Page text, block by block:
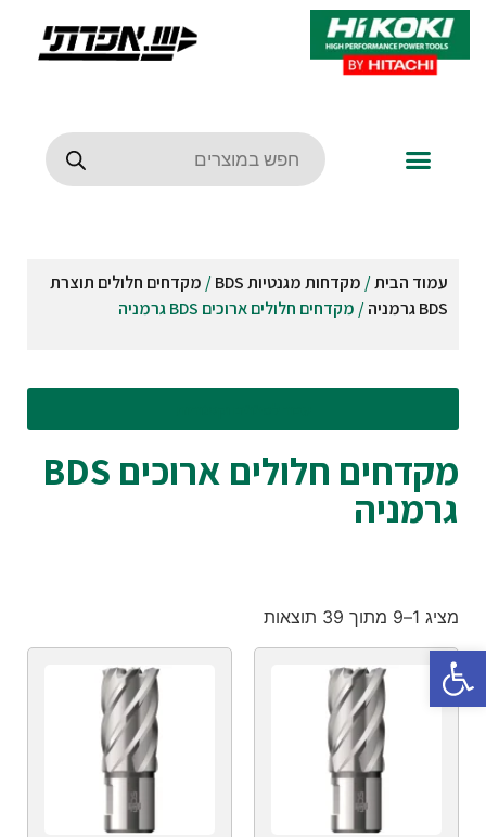
פתח סרגל נגישות
עמוד הבית/ מקדחות מגנטיות BDS / מקדחים חלולים תוצרת
BDS גרמניה
/ מקדחים חלולים ארוכים BDS גרמניה
מקדחים חלולים ארוכים BDS
גרמניה
מציג 1–9 מתוך 39 תוצאות